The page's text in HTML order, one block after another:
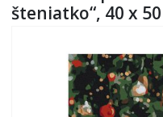
šteniatko“, 40 x